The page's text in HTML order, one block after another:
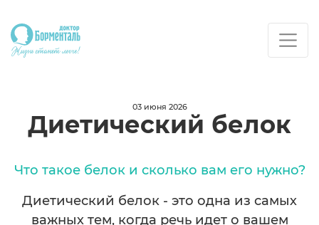
03 июня 2026
Диетический белок
Что такое белок и сколько вам его нужно?
Диетический белок - это одна из самых
важных тем, когда речь идет о вашем